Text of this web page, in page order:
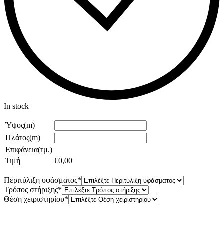
In stock
Ύψος(m)
Πλάτος(m)
Επιφάνεια(τμ.)
Τιμή
€0,00
Περιτύλιξη υφάσματος*
Τρόπος στήριξης*
Θέση χειριστηρίου*